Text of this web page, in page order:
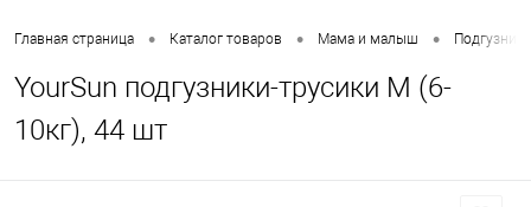
Главная страница • Каталог товаров • Мама и малыш •
YourSun подгузники-трусики M (6-
10кг), 44 шт